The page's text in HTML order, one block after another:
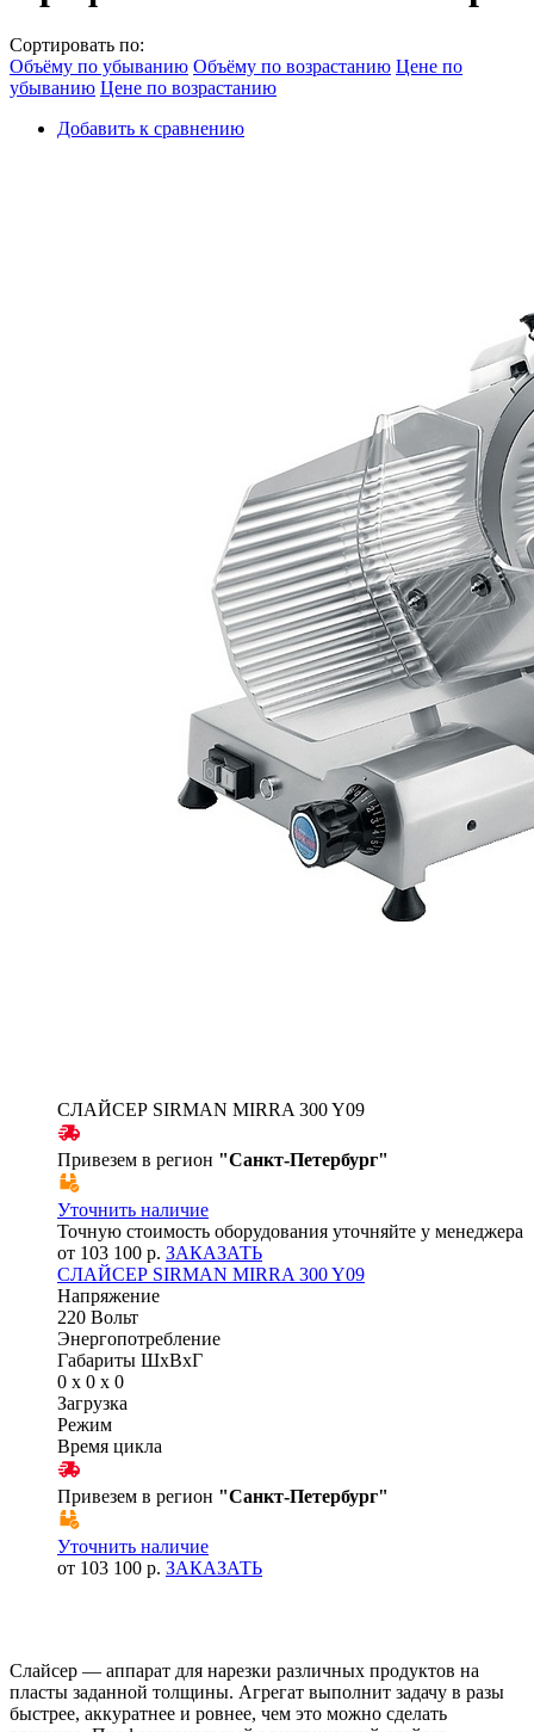
Сортировать по:
Объёму по убыванию Объёму по возрастанию Цене по
убыванию Цене по возрастанию
Добавить к сравнению
СЛАЙСЕР SIRMAN MIRRA 300 Y09
Привезем в регион "Санкт-Петербург"
Уточнить наличие
Точную стоимость оборудования уточняйте у менеджера
от 103 100 р. ЗАКАЗАТЬ
СЛАЙСЕР SIRMAN MIRRA 300 Y09
Напряжение
220 Вольт
Энергопотребление
Габариты ШхВхГ
0 x 0 x 0
Загрузка
Режим
Время цикла
Привезем в регион "Санкт-Петербург"
Уточнить наличие
от 103 100 р. ЗАКАЗАТЬ
Слайсер — аппарат для нарезки различных продуктов на
пласты заданной толщины. Агрегат выполнит задачу в разы
быстрее, аккуратнее и ровнее, чем это можно сделать